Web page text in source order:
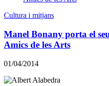
Cultura i mitjans
Manel Bonany porta el
Amics de les Arts
01/04/2014